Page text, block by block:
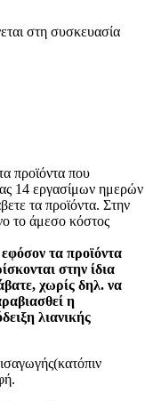
στη συσκευασία
προϊόντα που
14 εργασίμων ημερών
τα προϊόντα. Στην
το άμεσο κόστος
τα προϊόντα
στην ίδια
χωρίς δηλ. να
η
λιανικής